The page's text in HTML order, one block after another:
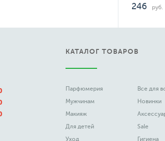
КАТАЛОГ ТОВАРОВ
Парфюмерия
Мужчинам
Макияж
Для детей
Уход
Все для
Новинки
Sale
Гигиена